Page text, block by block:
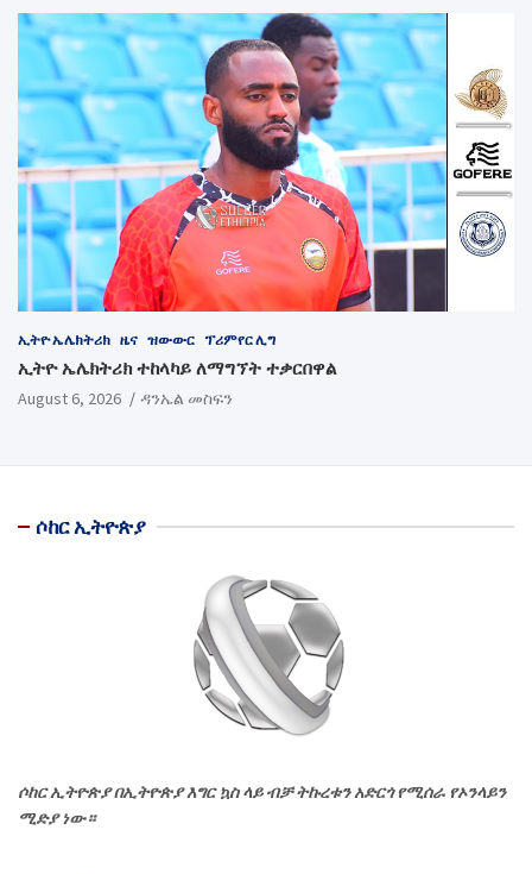
ኢትዮ ኤሌክትሪክ ዜና ዝውውር ፕሪምየር ሊግ
ኢትዮ ኤሌክትሪክ ተከላካይ ለማግኘት ተቃርበዋል
August 6, 2026 ዳንኤል መስፍን
ሶከር ኢትዮጵያ
ሶከር ኢትዮጵያ በኢትዮጵያ እግር ኳስ ላይ ብቻ ትኩረቱን አድርጎ የሚሰራ የኦንላይን
ሚድያ ነው።